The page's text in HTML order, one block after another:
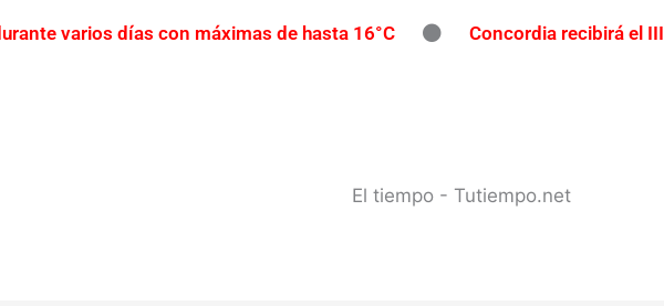
varios días con máximas de hasta 16°C
Concordia recibirá el III
El tiempo - Tutiempo.net